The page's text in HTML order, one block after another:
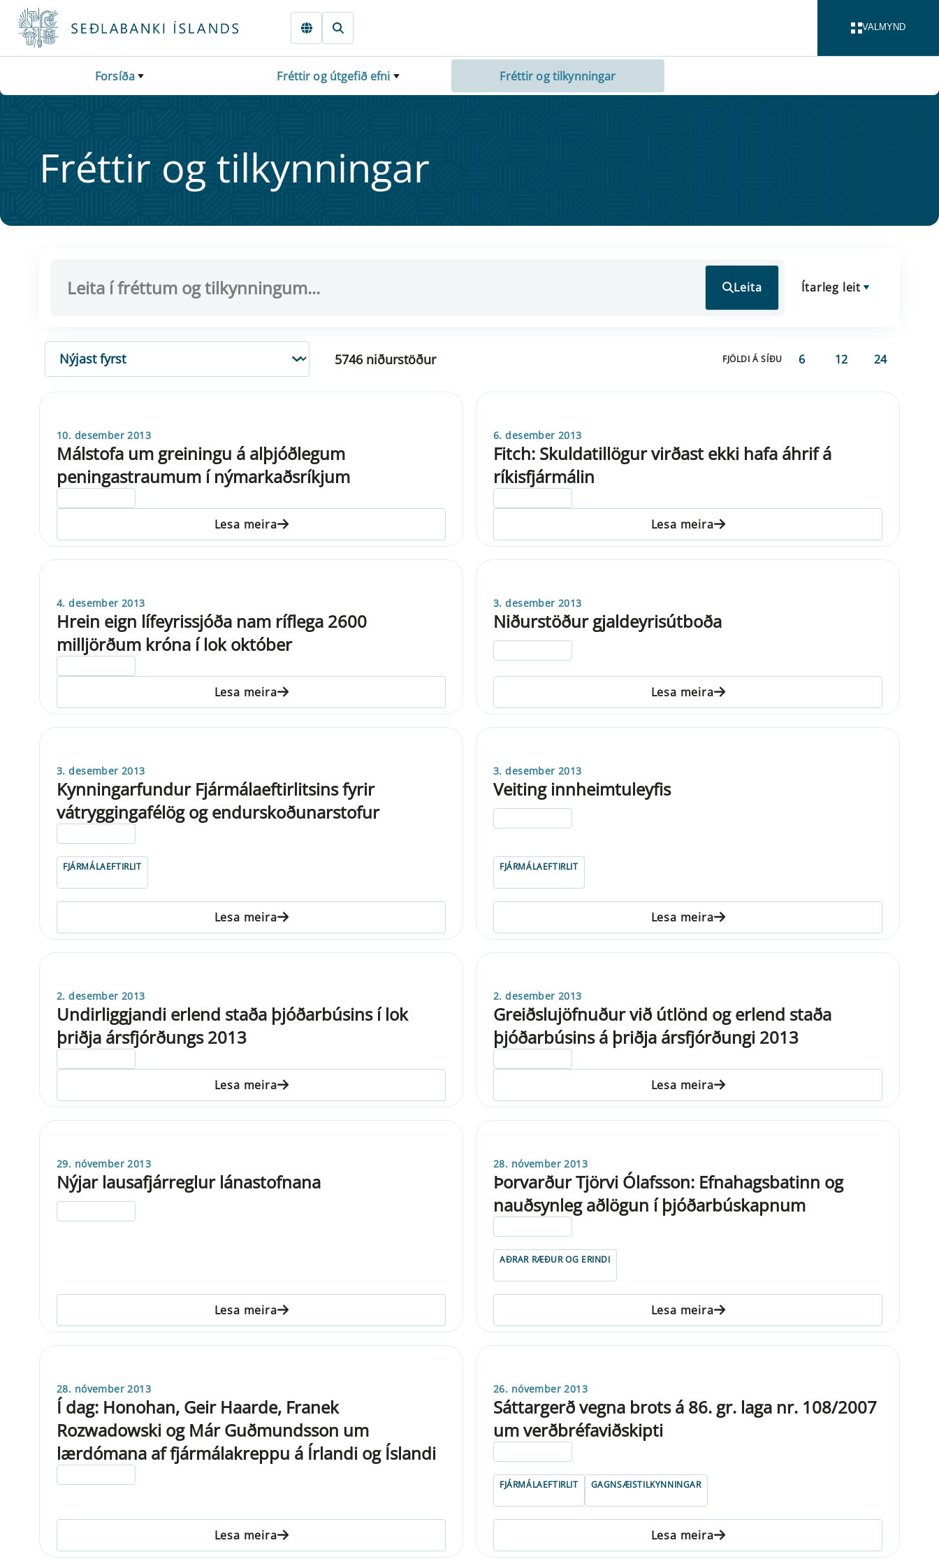
Fara beint í Meginmál
VALMYND
Forsíða Fréttir og útgefið efni Fréttir og tilkynningar
Frétt­ir og til­kynn­ing­ar
Leita Ítarleg leit
RÖÐUN
5746 niðurstöður FJÖLDI Á SÍÐU 6 12 24
10. desember 2013
Málstofa um greiningu á alþjóðlegum
peningastraumum í nýmarkaðsríkjum
Lesa meira
6. desember 2013
Fitch: Skuldatillögur virðast ekki hafa áhrif á
ríkisfjármálin
Lesa meira
4. desember 2013
Hrein eign lífeyrissjóða nam ríflega 2600
milljörðum króna í lok október
Lesa meira
3. desember 2013
Niðurstöður gjaldeyrisútboða
Lesa meira
3. desember 2013
Kynningarfundur Fjármálaeftirlitsins fyrir
vátryggingafélög og endurskoðunarstofur
FJÁRMÁLAEFTIRLIT
Lesa meira
3. desember 2013
Veiting innheimtuleyfis
FJÁRMÁLAEFTIRLIT
Lesa meira
2. desember 2013
Undirliggjandi erlend staða þjóðarbúsins í lok
þriðja ársfjórðungs 2013
Lesa meira
2. desember 2013
Greiðslujöfnuður við útlönd og erlend staða
þjóðarbúsins á þriðja ársfjórðungi 2013
Lesa meira
29. nóvember 2013
Nýjar lausafjárreglur lánastofnana
Lesa meira
28. nóvember 2013
Þorvarður Tjörvi Ólafsson: Efnahagsbatinn og
nauðsynleg aðlögun í þjóðarbúskapnum
AÐRAR RÆÐUR OG ERINDI
Lesa meira
28. nóvember 2013
Í dag: Honohan, Geir Haarde, Franek
Rozwadowski og Már Guðmundsson um
lærdómana af fjármálakreppu á Írlandi og Íslandi
Lesa meira
26. nóvember 2013
Sáttargerð vegna brots á 86. gr. laga nr. 108/2007
um verðbréfaviðskipti
FJÁRMÁLAEFTIRLIT GAGNSÆISTILKYNNINGAR
Lesa meira